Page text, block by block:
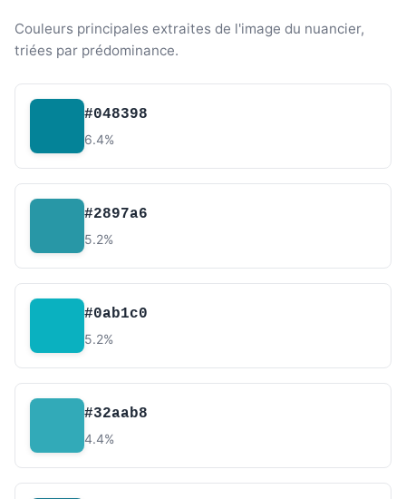
Couleurs principales extraites de l'image du nuancier,
triées par prédominance.
#048398
6.4%
#2897a6
5.2%
#0ab1c0
5.2%
#32aab8
4.4%